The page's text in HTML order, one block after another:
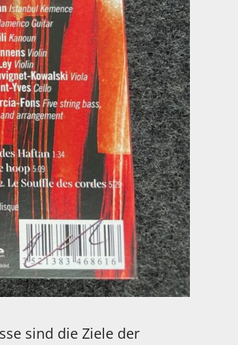
sind die Ziele der